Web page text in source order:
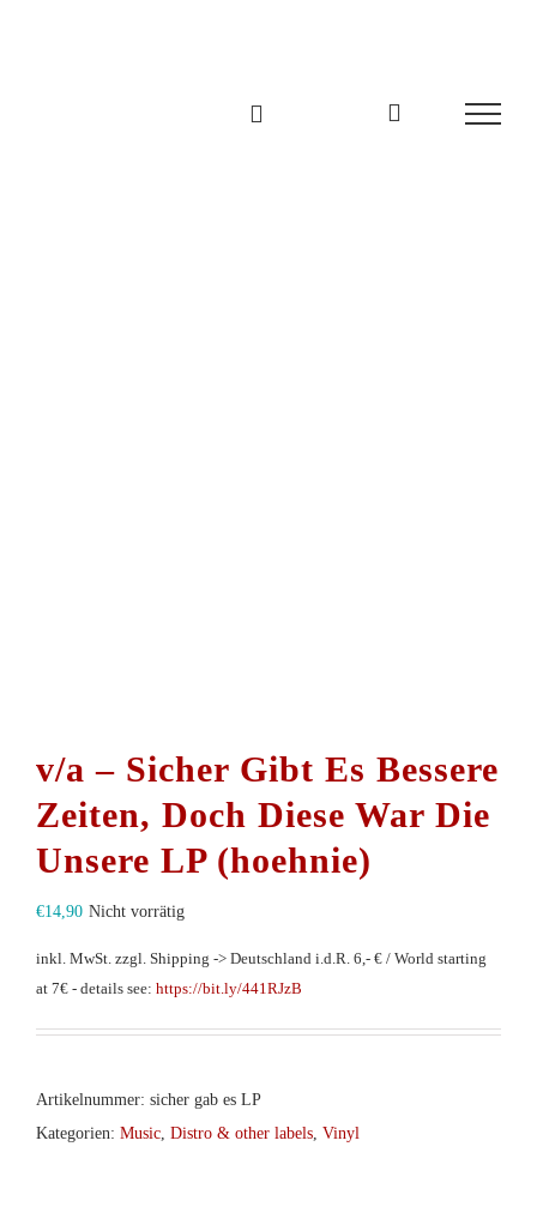
v/a – Sicher Gibt Es Bessere
Zeiten, Doch Diese War Die
Unsere LP (hoehnie)
€14,90 Nicht vorrätig
inkl. MwSt. zzgl. Shipping -> Deutschland i.d.R. 6,- € / World starting
at 7€ - details see: https://bit.ly/441RJzB
Artikelnummer: sicher gab es LP
Kategorien: Music Distro & other labels Vinyl